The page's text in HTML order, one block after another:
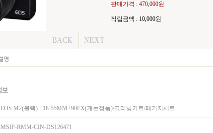
판매가격 : 470,000원
적립금액 : 10,000원
EOS M2(블랙) +18-55MM+90EX(캐논정품)/크리닝키트/패키지세트
MSIP-RMM-CIN-DS126471